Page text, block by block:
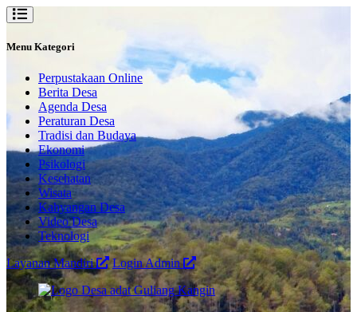
Menu Kategori
Perpustakaan Online
Berita Desa
Agenda Desa
Peraturan Desa
Tradisi dan Budaya
Ekonomi
Psikologi
Kesehatan
Wisata
Kahyangan Desa
Video Desa
Teknologi
Layanan Mandiri
Login Admin